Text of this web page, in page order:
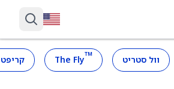
וול סטריט ™
The Fly